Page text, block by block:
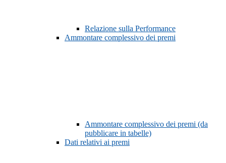
Relazione sulla Performance
Ammontare complessivo dei premi
Ammontare complessivo dei premi (da
pubblicare in tabelle)
Dati relativi ai premi